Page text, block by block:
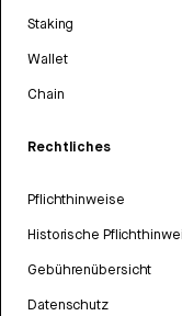
Staking
Wallet
Chain
Rechtliches
Pflichthinweise
Historische
Gebührenübersicht
Datenschutz